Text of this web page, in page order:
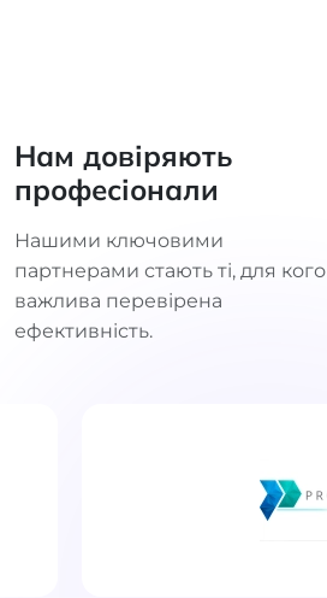
Нам довіряють
професіонали
Нашими ключовими
партнерами стають ті, для кого
важлива перевірена
ефективність.